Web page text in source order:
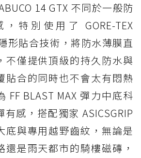
14 GTX 不同於一般防
特別使用了 GORE-TEX
形貼合技術，將防水薄膜直
不僅提供頂級的持久防水與
貼合的同時也不會太有悶熱
FF BLAST MAX 彈力中底科
感，搭配獨家 ASICSGRIP
底與專用越野齒紋，無論是
還是雨天都市的騎樓磁磚，